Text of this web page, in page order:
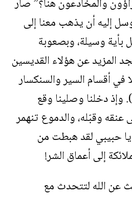
والمخادعون هنا؟” صار
إليه أن يذهب معنا إلى
بأية وسيلة، وبصعوبة
المزيد عن هؤلاء القديسين
في أقسام السير والسنكسار
وإذ دخلنا وصلينا وقع
وقبّله، والدموع تنهمر
حبيبي لقد هبطت من
إلى أعماق الشر!
عن الله لتتحدث مع